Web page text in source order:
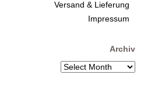
Versand & Lieferung
Impressum
Archiv